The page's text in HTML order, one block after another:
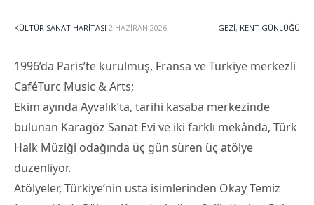
KÜLTÜR SANAT HARITASI 2 HAZIRAN 2026 GEZI, KENT GÜNLÜĞÜ
1996’da Paris’te kurulmuş, Fransa ve Türkiye merkezli
CaféTurc Music & Arts;
Ekim ayında Ayvalık’ta, tarihi kasaba merkezinde
bulunan Karagöz Sanat Evi ve iki farklı mekânda, Türk
Halk Müziği odağında üç gün süren üç atölye
düzenliyor.
Atölyeler, Türkiye’nin usta isimlerinden Okay Temiz